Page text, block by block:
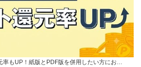
率もUP！紙版とPDF版を併用したい方にお…